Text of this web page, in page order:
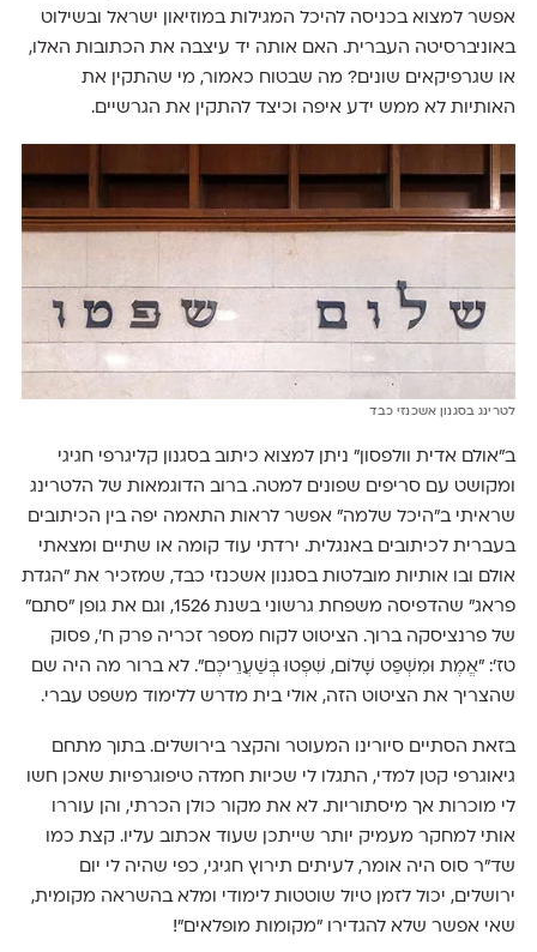
אפשר למצוא בכניסה להיכל המגילות במוזיאון ישראל ובשילוט
באוניברסיטה העברית. האם אותה יד עיצבה את הכתובות האלו,
או שגרפיקאים שונים? מה שבטוח כאמור, מי שהתקין את
האותיות לא ממש ידע איפה וכיצד להתקין את הגרשיים.
לטרינג בסגנון אשכנזי כבד
ב״אולם אדית וולפסון״ ניתן למצוא כיתוב בסגנון קליגרפי חגיגי
ומקושט עם סריפים שפונים למטה. ברוב הדוגמאות של הלטרינג
שראיתי ב״היכל שלמה״ אפשר לראות התאמה יפה בין הכיתובים
בעברית לכיתובים באנגלית. ירדתי עוד קומה או שתיים ומצאתי
אולם ובו אותיות מובלטות בסגנון אשכנזי כבד, שמזכיר את ״הגדת
פראג״ שהדפיסה משפחת גרשוני בשנת 1526, וגם את גופן ״סתם״
של פרנציסקה ברוך. הציטוט לקוח מספר זכריה פרק ח׳, פסוק
טז׳: ״אֱמֶת וּמִשְׁפַּט שָׁלוֹם, שִׁפְטוּ בְּשַׁעֲרֵיכֶם״. לא ברור מה היה שם
שהצריך את הציטוט הזה, אולי בית מדרש ללימוד משפט עברי.
בזאת הסתיים סיורינו המעוטר והקצר בירושלים. בתוך מתחם
גיאוגרפי קטן למדי, התגלו לי שכיות חמדה טיפוגרפיות שאכן חשו
לי מוכרות אך מיסתוריות. לא את מקור כולן הכרתי, והן עוררו
אותי למחקר מעמיק יותר שייתכן שעוד אכתוב עליו. קצת כמו
שד"ר סוס היה אומר, לעיתים תירוץ חגיגי, כפי שהיה לי יום
ירושלים, יכול לזמן טיול שוטטות לימודי ומלא בהשראה מקומית,
שאי אפשר שלא להגדירו "מקומות מופלאים"!